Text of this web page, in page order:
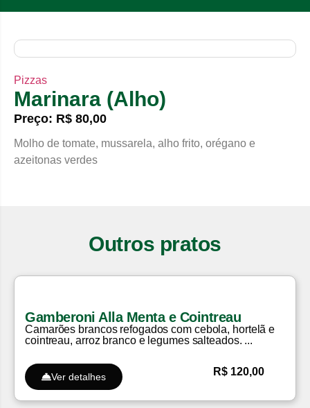
Pizzas
Marinara (Alho)
Preço: R$ 80,00
Molho de tomate, mussarela, alho frito, orégano e
azeitonas verdes
Outros pratos
Gamberoni Alla Menta e Cointreau
Camarões brancos refogados com cebola, hortelã e
cointreau, arroz branco e legumes salteados. ...
Ver detalhes R$ 120,00